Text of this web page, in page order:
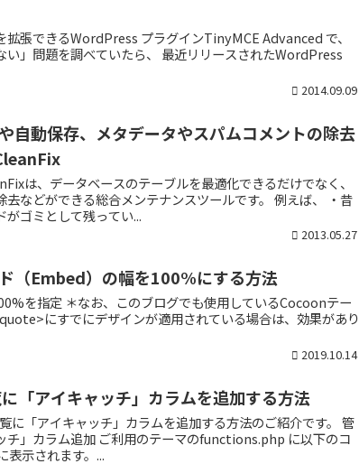
拡張できるWordPress プラグインTinyMCE Advanced で、
い」問題を調べていたら、 最近リリースされたWordPress
2014.09.09
自動保存、メタデータやスパムコメントの除去
は、データベースのテーブルを最適化できるだけでなく、
去などができる総合メンテナンスツールです。 例えば、 ・昔
ゴミとして残ってい...
2013.05.27
（Embed）の幅を100%にする方法
を指定 ＊なお、このブログでも使用しているCocoonテー
にすでにデザインが適用されている場合は、効果があり
2019.10.14
「アイキャッチ」カラムを追加する方法
に「アイキャッチ」カラムを追加する方法のご紹介です。 管
チ」カラム追加 ご利用のテーマのfunctions.php に以下のコ
示されます。...